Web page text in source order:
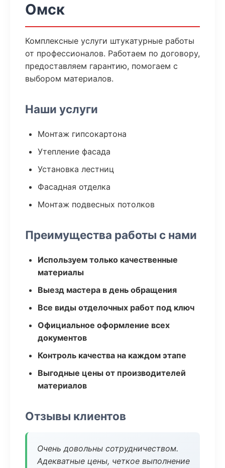
Омск
Комплексные услуги штукатурные работы
от профессионалов. Работаем по договору,
предоставляем гарантию, помогаем с
выбором материалов.
Наши услуги
Монтаж гипсокартона
Утепление фасада
Установка лестниц
Фасадная отделка
Монтаж подвесных потолков
Преимущества работы с нами
Используем только качественные
материалы
Выезд мастера в день обращения
Все виды отделочных работ под ключ
Официальное оформление всех
документов
Контроль качества на каждом этапе
Выгодные цены от производителей
материалов
Отзывы клиентов
Очень довольны сотрудничеством.
Адекватные цены, четкое выполнение